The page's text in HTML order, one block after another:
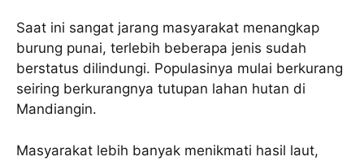
Saat ini sangat jarang masyarakat menangkap
burung punai, terlebih beberapa jenis sudah
berstatus dilindungi. Populasinya mulai berkurang
seiring berkurangnya tutupan lahan hutan di
Mandiangin.
Masyarakat lebih banyak menikmati hasil laut,